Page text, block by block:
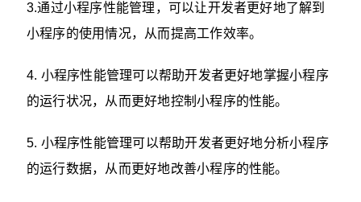
3.通过小程序性能管理，可以让开发者更好地了解到
小程序的使用情况，从而提高工作效率。
4. 小程序性能管理可以帮助开发者更好地掌握小程序
的运行状况，从而更好地控制小程序的性能。
5. 小程序性能管理可以帮助开发者更好地分析小程序
的运行数据，从而更好地改善小程序的性能。